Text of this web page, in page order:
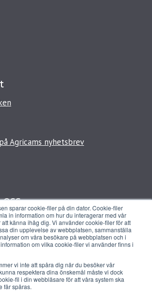
sparar cookie-filer på din dator. Cookie-filer
in information om hur du interagerar med vår
känna ihåg dig. Vi använder cookie-filer för att
din upplevelse av webbplatsen, sammanställa
om våra besökare på webbplatsen och i
om vilka cookie-filer vi använder finns i
vi inte att spåra dig när du besöker vår
respektera dina önskemål måste vi dock
fil i din webbläsare för att våra system ska
får spåras.
Agricams nyhetsbrev
08